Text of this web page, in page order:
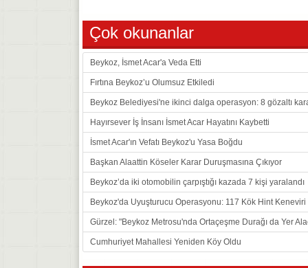
Çok okunanlar
Beykoz, İsmet Acar'a Veda Etti
Fırtına Beykoz’u Olumsuz Etkiledi
Beykoz Belediyesi'ne ikinci dalga operasyon: 8 gözaltı
Hayırsever İş İnsanı İsmet Acar Hayatını Kaybetti
İsmet Acar'ın Vefatı Beykoz'u Yasa Boğdu
Başkan Alaattin Köseler Karar Duruşmasına Çıkıyor
Beykoz’da iki otomobilin çarpıştığı kazada 7 kişi yaralandı
Beykoz'da Uyuşturucu Operasyonu: 117 Kök Hint
Gürzel: "Beykoz Metrosu'nda Ortaçeşme Durağı da Yer
Cumhuriyet Mahallesi Yeniden Köy Oldu